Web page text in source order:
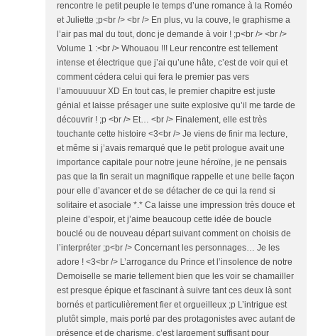
rencontre le petit peuple le temps d’une romance à la Roméo
et Juliette ;p<br /> <br /> En plus, vu la couve, le graphisme a
l’air pas mal du tout, donc je demande à voir ! ;p<br /> <br />
Volume 1 :<br /> Whouaou !!! Leur rencontre est tellement
intense et électrique que j’ai qu’une hâte, c’est de voir qui et
comment cédera celui qui fera le premier pas vers
l’amouuuuur XD En tout cas, le premier chapitre est juste
génial et laisse présager une suite explosive qu’il me tarde de
découvrir ! ;p <br /> Et… <br /> Finalement, elle est très
touchante cette histoire <3<br /> Je viens de finir ma lecture,
et même si j’avais remarqué que le petit prologue avait une
importance capitale pour notre jeune héroïne, je ne pensais
pas que la fin serait un magnifique rappelle et une belle façon
pour elle d’avancer et de se détacher de ce qui la rend si
solitaire et asociale *.* Ca laisse une impression très douce et
pleine d’espoir, et j’aime beaucoup cette idée de boucle
bouclé ou de nouveau départ suivant comment on choisis de
l’interpréter ;p<br /> Concernant les personnages… Je les
adore ! <3<br /> L’arrogance du Prince et l’insolence de notre
Demoiselle se marie tellement bien que les voir se chamailler
est presque épique et fascinant à suivre tant ces deux là sont
bornés et particulièrement fier et orgueilleux ;p L’intrigue est
plutôt simple, mais porté par des protagonistes avec autant de
présence et de charisme, c’est largement suffisant pour